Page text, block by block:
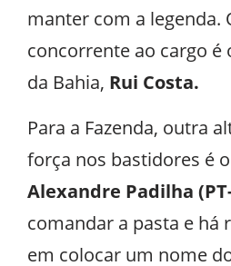
manter com a legenda.
concorrente ao cargo é
da Bahia, Rui Costa.
Para a Fazenda, outra
força nos bastidores é
Alexandre Padilha
comandar a pasta e há
em colocar um nome